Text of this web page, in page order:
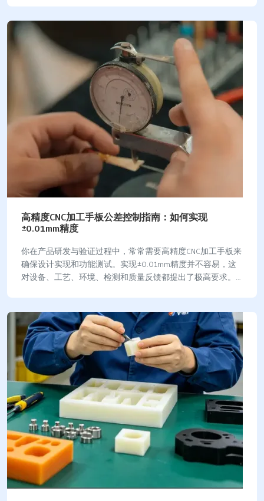
高精度CNC加工手板公差控制指南：如何实现
±0.01mm精度
你在产品研发与验证过程中，常常需要高精度CNC加工手板来
确保设计实现和功能测试。实现±0.01mm精度并不容易，这
对设备、工艺、环境、检测和质量反馈都提出了极高要求。